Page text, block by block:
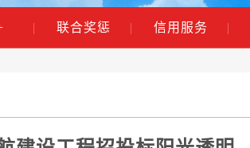
| 联合奖惩 | 信用服务 |